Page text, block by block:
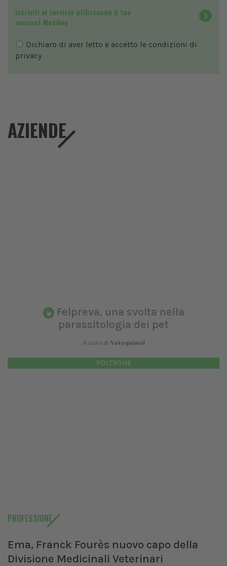
Iscriviti al servizio utilizzando il tuo
account Medikey
Dichiaro di aver letto e accetto le condizioni di
privacy
AZIENDE
Felpreva, una svolta nella
parassitologia dei pet
A cura di Vetoquinol
POLTRONE
PROFESSIONE
Ema, Franck Fourès nuovo capo della
Divisione Medicinali Veterinari